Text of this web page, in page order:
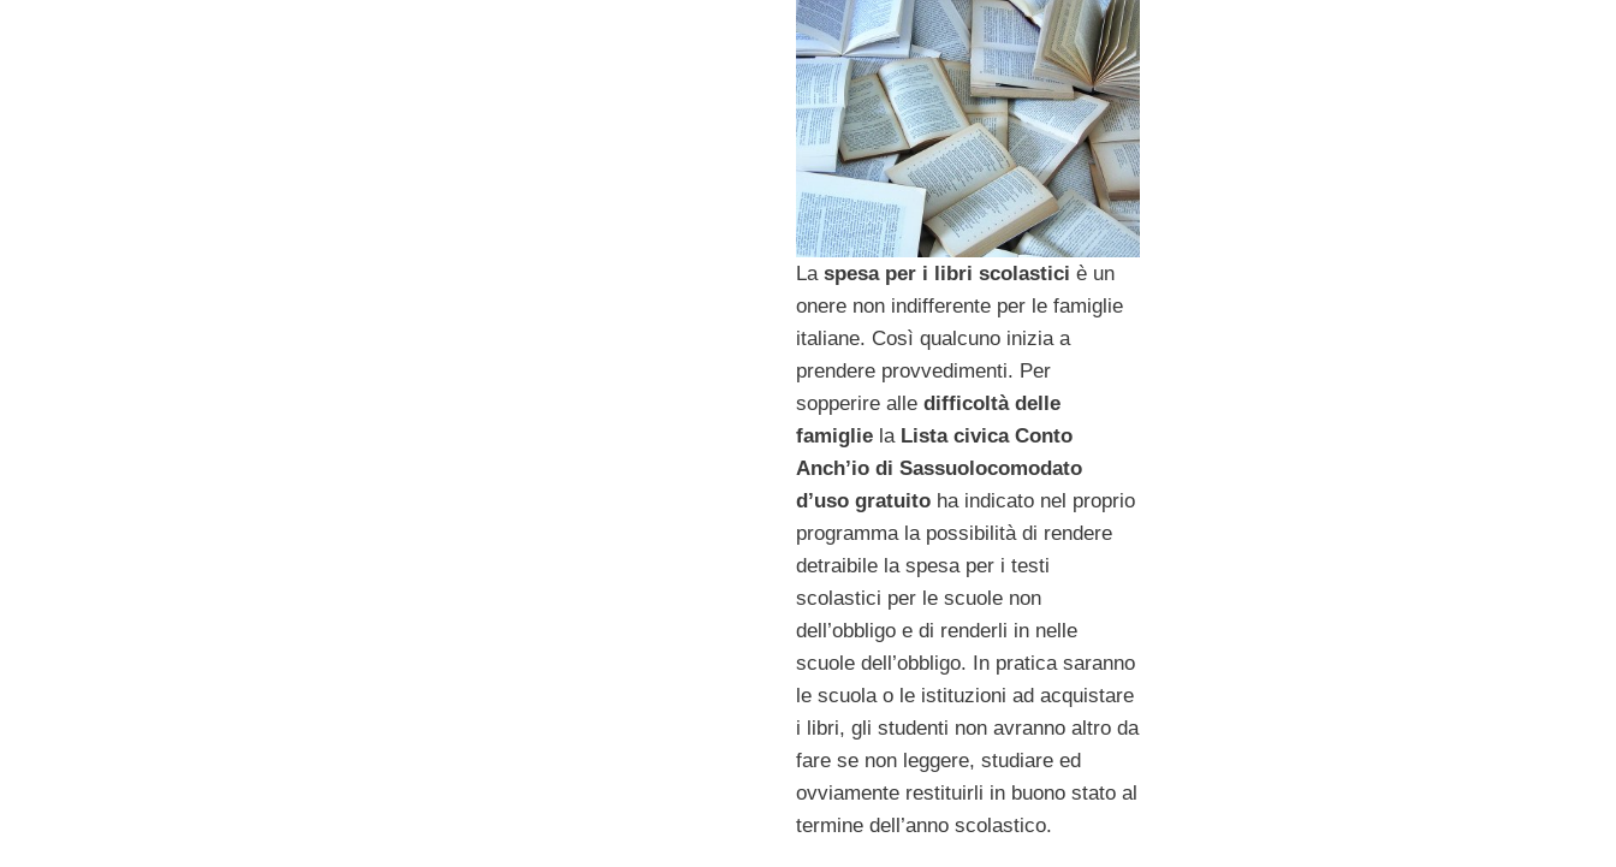
La spesa per i libri scolastici è un
onere non indifferente per le famiglie
italiane. Così qualcuno inizia a
prendere provvedimenti. Per
sopperire alle difficoltà delle
famigliela Lista civica Conto
Anch’io di Sassuolocomodato
d’uso gratuitoha indicato nel proprio
programma la possibilità di rendere
detraibile la spesa per i testi
scolastici per le scuole non
dell’obbligo e di renderli in nelle
scuole dell’obbligo. In pratica saranno
le scuola o le istituzioni ad acquistare
i libri, gli studenti non avranno altro da
fare se non leggere, studiare ed
ovviamente restituirli in buono stato al
termine dell’anno scolastico.